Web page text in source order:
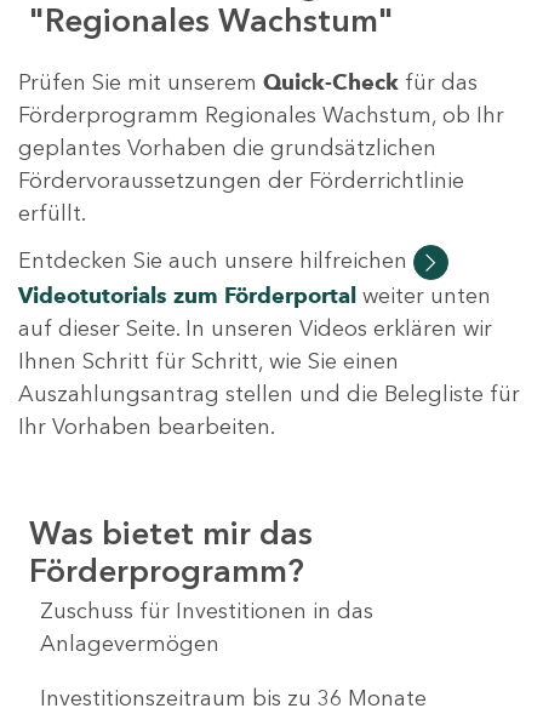
"Regionales Wachstum"
Prüfen Sie mit unserem Quick-Check für das
Förderprogramm Regionales Wachstum, ob Ihr
geplantes Vorhaben die grundsätzlichen
Fördervoraussetzungen der Förderrichtlinie
erfüllt.
Entdecken Sie auch unsere hilfreichen
Videotutorials zum Förderportal weiter unten
auf dieser Seite. In unseren Videos erklären wir
Ihnen Schritt für Schritt, wie Sie einen
Auszahlungsantrag stellen und die Belegliste für
Ihr Vorhaben bearbeiten.
Was bietet mir das
Förderprogramm?
Zuschuss für Investitionen in das
Anlagevermögen
Investitionszeitraum bis zu 36 Monate